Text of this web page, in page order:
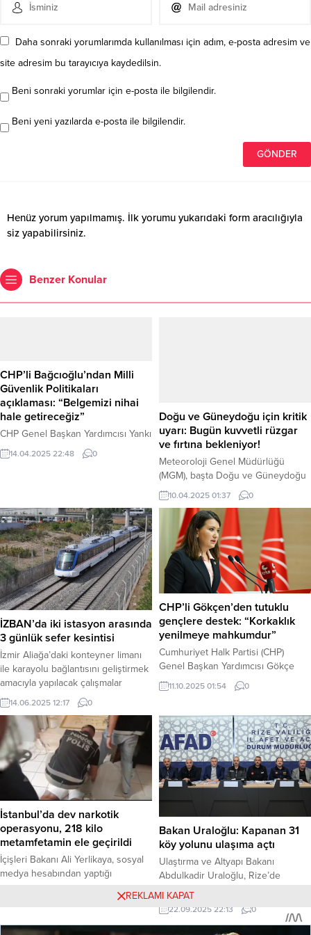
Daha sonraki yorumlarımda kullanılması için adım, e-posta adresim ve
site adresim bu tarayıcıya kaydedilsin.
Beni sonraki yorumlar için e-posta ile bilgilendir.
Beni yeni yazılarda e-posta ile bilgilendir.
Henüz yorum yapılmamış. İlk yorumu yukarıdaki form aracılığıyla
siz yapabilirsiniz.
Benzer Konular
CHP’li Bağcıoğlu’ndan Milli
Güvenlik Politikaları
açıklaması: “Belgemizi nihai
hale getireceğiz”
CHP Genel Başkan Yardımcısı Yankı
Bağcıoğlu, milli savunma alanındaki
parti politikalarını güncel
belirtti. Bağcıoğlu, hazırlıklarının
son aşamasına geldikleri Milli
Güvenlik Politika Belgesi’ni nihai
hale getireceklerini duyurdu.
CHP’nin 21’inci Olağanüstü
Kurultayı’nda yeniden Parti
Meclisi’ne seçilerek MYK’ya dahil
14.04.2025 22:48 0
Doğu ve Güneydoğu için kritik
uyarı: Bugün kuvvetli rüzgar
ve fırtına bekleniyor!
Meteoroloji Genel Müdürlüğü
(MGM), başta Doğu ve Güneydoğu
Anadolu bölgeleri olmak üzere
geniş bir alanda yaşayan
vatandaşları kuvvetli rüzgar ve
fırtınaya karşı uyardı. Yapılan son
değerlendirmelere göre, bugün (10
Nisan 2025 Perşembe) sabah
saatlerinden itibaren şu bölgelerde
kuvvetli rüzgar ve fırtına etkili
olacak: Rüzgarın hızının genellikle
50 ila 80 km/saat...
10.04.2025 01:37 0
İZBAN’da iki istasyon arasında
3 günlük sefer kesintisi
İzmir Aliağa’daki konteyner limanı
ile karayolu bağlantısını geliştirmek
amacıyla yapılacak çalışmalar
kapsamında İzmir Büyükşehir
Belediyesi ve Türkiye Cumhuriyeti
Devlet Demiryolları (TCDD)
ortaklığında işletilen İZBAN’da
düzenlemeye gidildi. Buna göre 14
Haziran ile 17 Haziran tarihleri
arasında Biçerova ve Aliağa
istasyonları arasında sefer
olmayacak. Hattın diğer bölümünde
planlanan seferler devam edecek.
14...
14.06.2025 12:17 0
CHP’li Gökçen’den tutuklu
gençlere destek: “Korkaklık
yenilmeye mahkumdur”
Cumhuriyet Halk Partisi (CHP)
Genel Başkan Yardımcısı Gökçe
Gökçen, partisinin İstanbul İl
Başkanlığı’na kayyım atanması
müdahalesini eleştirdikleri için 9
Eylül’den bu yana tutuklu bulunan
üç gence destek verdi. Gökçen,
“Gençlerin sesini, sözünü ve
kararlılığını hedef alan korkaklık,
yenilmeye mahkumdur,” dedi.
Bakanlığı’ndan Sorumlu...
11.10.2025 01:54 0
İstanbul’da dev narkotik
operasyonu, 218 kilo
metamfetamin ele geçirildi
İçişleri Bakanı Ali Yerlikaya, sosyal
medya hesabından yaptığı
gerçekleştirilen dev bir narkotik
Büyükçekmece’de düzenlenen
Bakan Uraloğlu: Kapanan 31
köy yolunu ulaşıma açtı
Ulaştırma ve Altyapı Bakanı
Abdulkadir Uraloğlu, Rize’de
meydana gelen selin ardından
açıkladı. Haber Merkezi – Ulaştırma
ve Altyapı Bakanı Abdulkadir
22.09.2025 22:13 0
REKLAMI KAPAT